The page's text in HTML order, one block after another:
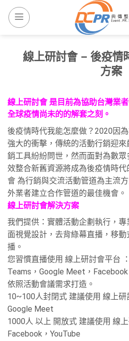
線上研討會 – 後疫情
方案
線上研討會 是目前為協助台灣業
全球疫情尚未的的解套之刻。
後疫情時代我能怎麼做？2020因
強大的衝擊，傳統的活動行銷迎
銷工具紛紛問世，然而面對為數
效整合新舊資源將成為後疫情時
會 為行銷與交流活動管道為主流
外業者建立合作管道的最佳機會。
線上研討會解決方案
我們提供：實體活動企劃執行，
面視覺設計，去背綠幕直播，移
播。
您習慣直播使用 線上研討會平台
Teams，Google Meet，
依照活動會議需求打造。
10~100人封閉式 建議使用 線上研
Google Meet
1000人 以上 開放式 建議使用 線
Facebook，YouTube